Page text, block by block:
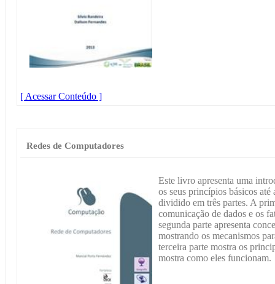
[ Acessar Conteúdo ]
Redes de Computadores
Este livro apresenta uma
os seus princípios básicos
dividido em três partes. A
comunicação de dados e os
segunda parte apresenta
mostrando os mecanismos
terceira parte mostra os
mostra como eles funcionam.